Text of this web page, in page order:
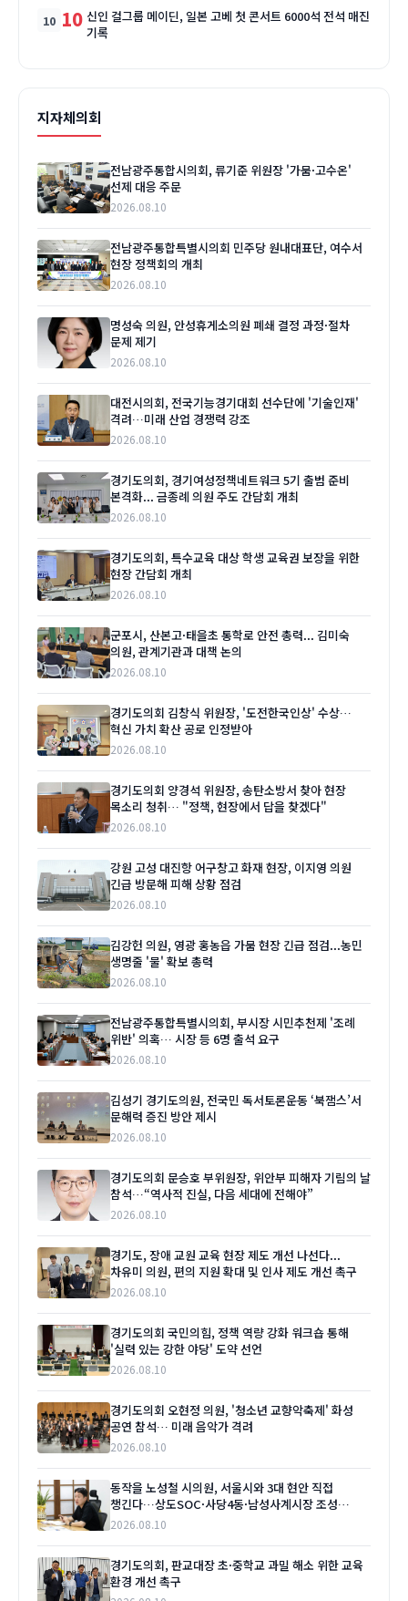
10 신인 걸그룹 메이딘, 일본 고베 첫 콘서트 6000석 전석 매진
기록
지자체의회
전남광주통합시의회, 류기준 위원장 '가뭄·고수온'
선제 대응 주문
2026.08.10
전남광주통합특별시의회 민주당 원내대표단, 여수서
현장 정책회의 개최
2026.08.10
명성숙 의원, 안성휴게소의원 폐쇄 결정 과정·절차
문제 제기
2026.08.10
대전시의회, 전국기능경기대회 선수단에 '기술인재'
격려…미래 산업 경쟁력 강조
2026.08.10
경기도의회, 경기여성정책네트워크 5기 출범 준비
본격화... 금종례 의원 주도 간담회 개최
2026.08.10
경기도의회, 특수교육 대상 학생 교육권 보장을 위한
현장 간담회 개최
2026.08.10
군포시, 산본고·태을초 통학로 안전 총력... 김미숙
의원, 관계기관과 대책 논의
2026.08.10
경기도의회 김창식 위원장, '도전한국인상' 수상…
혁신 가치 확산 공로 인정받아
2026.08.10
경기도의회 양경석 위원장, 송탄소방서 찾아 현장
목소리 청취… "정책, 현장에서 답을 찾겠다"
2026.08.10
강원 고성 대진항 어구창고 화재 현장, 이지영 의원
긴급 방문해 피해 상황 점검
2026.08.10
김강헌 의원, 영광 홍농읍 가뭄 현장 긴급 점검...농민
생명줄 '물' 확보 총력
2026.08.10
전남광주통합특별시의회, 부시장 시민추천제 '조례
위반' 의혹… 시장 등 6명 출석 요구
2026.08.10
김성기 경기도의원, 전국민 독서토론운동 ‘북잼스’서
문해력 증진 방안 제시
2026.08.10
경기도의회 문승호 부위원장, 위안부 피해자 기림의 날
참석…“역사적 진실, 다음 세대에 전해야”
2026.08.10
경기도, 장애 교원 교육 현장 제도 개선 나선다...
차유미 의원, 편의 지원 확대 및 인사 제도 개선 촉구
2026.08.10
경기도의회 국민의힘, 정책 역량 강화 워크숍 통해
'실력 있는 강한 야당' 도약 선언
2026.08.10
경기도의회 오현정 의원, '청소년 교향악축제' 화성
공연 참석… 미래 음악가 격려
2026.08.10
동작을 노성철 시의원, 서울시와 3대 현안 직접
챙긴다…상도SOC·사당4동·남성사계시장 조성
'본격화'
2026.08.10
경기도의회, 판교대장 초·중학교 과밀 해소 위한 교육
환경 개선 촉구